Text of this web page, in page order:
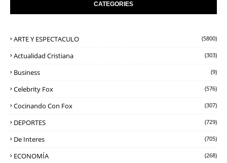
CATEGORIES
ARTE Y ESPECTACULO (5800)
Actualidad Cristiana (303)
Business (9)
Celebrity Fox (576)
Cocinando Con Fox (307)
DEPORTES (729)
De Interes (705)
ECONOMÍA (268)